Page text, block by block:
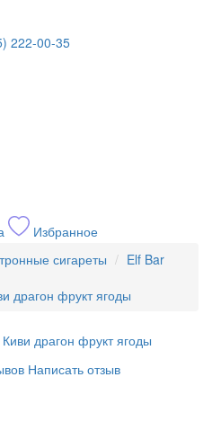
222-00-35
Избранное
сигареты
Elf Bar
драгон фрукт ягоды
Написать отзыв